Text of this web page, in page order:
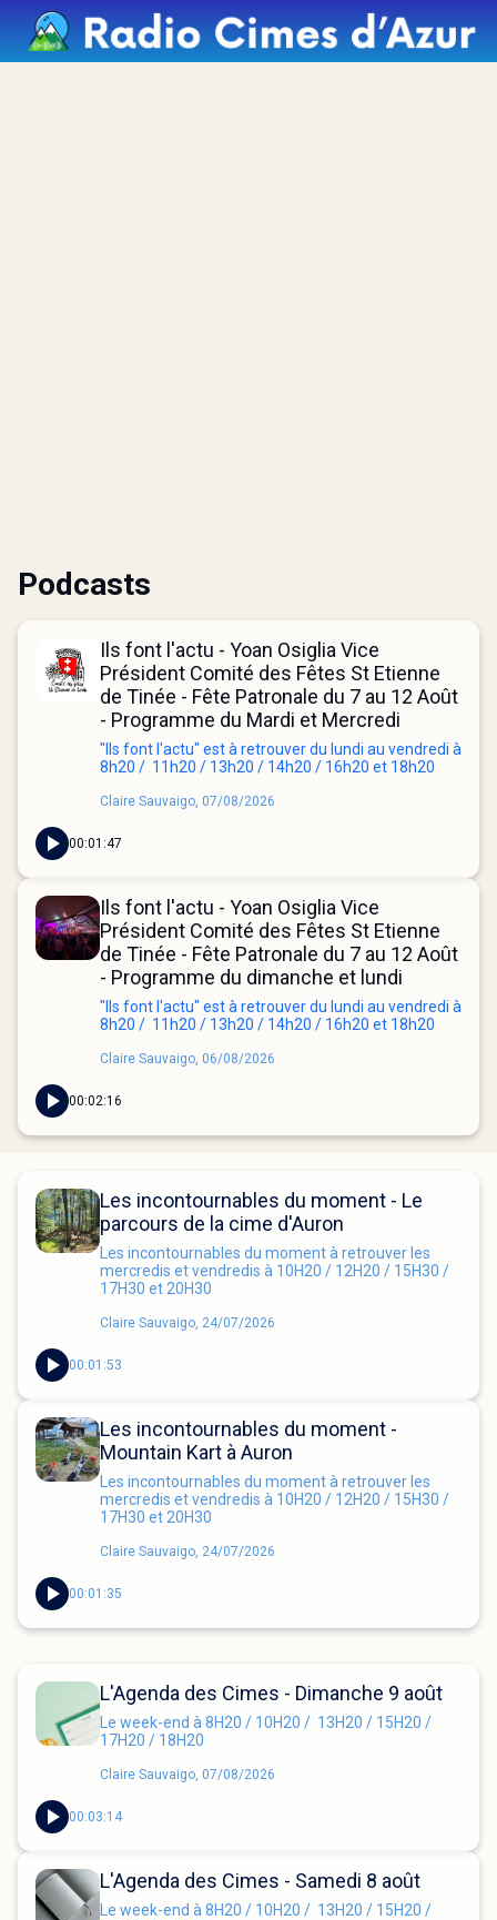
Podcasts
Ils font l'actu - Yoan Osiglia Vice
Président Comité des Fêtes St Etienne
de Tinée - Fête Patronale du 7 au 12 Août
- Programme du Mardi et Mercredi
"Ils font l'actu" est à retrouver du lundi au vendredi à
8h20 / 11h20 / 13h20 / 14h20 / 16h20 et 18h20
Claire Sauvaigo, 07/08/2026
00:01:47
Ils font l'actu - Yoan Osiglia Vice
Président Comité des Fêtes St Etienne
de Tinée - Fête Patronale du 7 au 12 Août
- Programme du dimanche et lundi
"Ils font l'actu" est à retrouver du lundi au vendredi à
8h20 / 11h20 / 13h20 / 14h20 / 16h20 et 18h20
Claire Sauvaigo, 06/08/2026
00:02:16
Les incontournables du moment - Le
parcours de la cime d'Auron
Les incontournables du moment à retrouver les
mercredis et vendredis à 10H20 / 12H20 / 15H30 /
17H30 et 20H30
Claire Sauvaigo, 24/07/2026
00:01:53
Les incontournables du moment -
Mountain Kart à Auron
Les incontournables du moment à retrouver les
mercredis et vendredis à 10H20 / 12H20 / 15H30 /
17H30 et 20H30
Claire Sauvaigo, 24/07/2026
00:01:35
L'Agenda des Cimes - Dimanche 9 août
Le week-end à 8H20 / 10H20 / 13H20 / 15H20 /
17H20 / 18H20
Claire Sauvaigo, 07/08/2026
00:03:14
L'Agenda des Cimes - Samedi 8 août
Le week-end à 8H20 / 10H20 / 13H20 / 15H20 /